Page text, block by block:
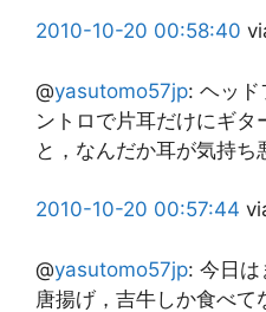
2010-10-20 00:58:40
@yasutomo57jp: ヘッド
ントロで片耳だけにギ
と，なんだか耳が気持ち
2010-10-20 00:57:44
@yasutomo57jp: 今日は
唐揚げ，吉牛しか食べて